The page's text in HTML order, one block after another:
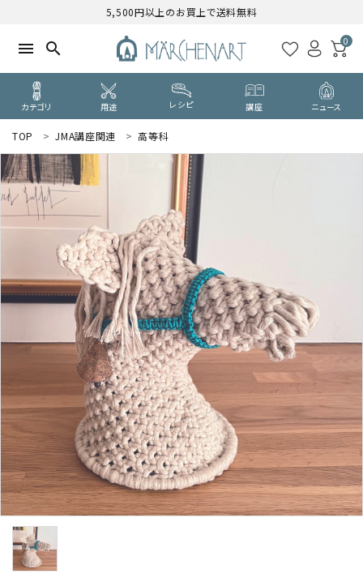
5,500円以上のお買上で送料無料
menu search 0
カテゴリ 用途 レシピ 講座 ニュース
search
WELCOME
ようこそ ゲスト 様
ログイン 新規会員登録
CATEGORY
カテゴリーから探す
用途から探す
WORKSHOP
講座
NEWS
お知らせ
SHOP
店舗
TOP JMA講座関連 高等科